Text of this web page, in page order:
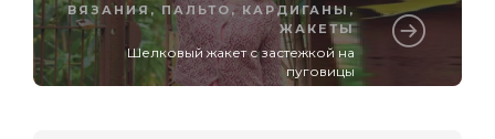
ВЯЗАНИЯ ,ПАЛЬТО, КАРДИГАНЫ,
ЖАКЕТЫ
Шелковый жакет с застежкой на
пуговицы